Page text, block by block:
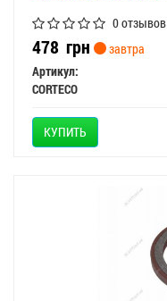
0 отзывов
478 грн
завтра
Артикул:
CORTECO
КУПИТЬ